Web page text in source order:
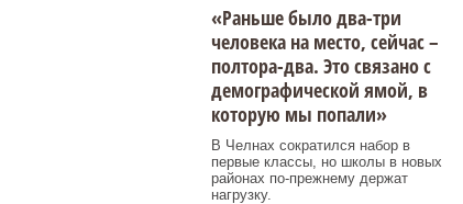
«Раньше было два-три
человека на место, сейчас –
полтора-два. Это связано с
демографической ямой, в
которую мы попали»
В Челнах сократился набор в
первые классы, но школы в новых
районах по-прежнему держат
нагрузку.